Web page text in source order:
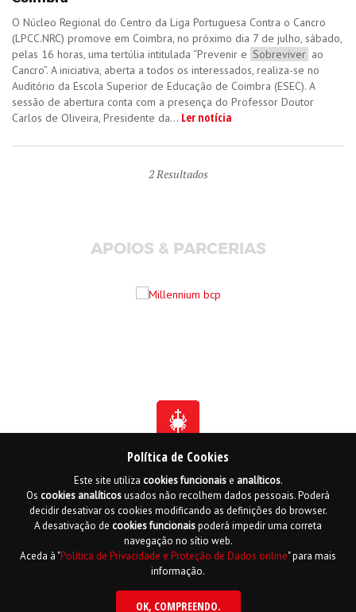
Política de Cookies
Este site utiliza cookiesfuncionaise analíticos.
Os cookies analíticosusados não recolhem dados pessoais. Poderá
decidir desativar os cookies modificando as definições do browser.
A desativação de cookiesfuncionaispoderá impedir uma correta
navegação no sítio web.
Aceda à "Política de Privacidade e Proteção de Dados online" para mais
informação.
OK, COMPREENDO.
O Núcleo Regional do Centro da Liga Portuguesa Contra o Cancro
(LPCC.NRC) promove em Coimbra, no próximo dia 7 de julho, sábado,
pelas 16 horas, uma tertúlia intitulada “Prevenir e Sobreviver ao
Cancro”. A iniciativa, aberta a todos os interessados, realiza-se no
Auditório da Escola Superior de Educação de Coimbra (ESEC). A
sessão de abertura conta com a presença do Professor Doutor
Carlos de Oliveira, Presidente da... Ler notícia
2Resultados
APOIOS & PARCERIAS
Fundada em 1941
Membro Honorário da Ordem de Benemerência - 1966
Membro Honorário da Ordem de Cristo - 2006
Ordem do Infante D. Henrique - 2016
Livro de reclamações online
Política de Privacidade e Proteção de Dados
English
Copyright LPCC 2015 Desenvolvido porHi INTERACTIVE
porPTisp